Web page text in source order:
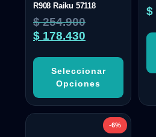
R908 Raiku 57118
$254.900
$ 178.430
Seleccionar
Opciones
$
-6%